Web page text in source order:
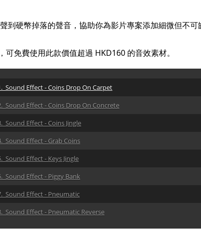
到硬幣掉落的聲音，協助你為影片專案添加細微但不
免費使用此款價值超過 HKD160 的音效素材。
Sound Effect - Coins Drop On Carpet
Sound Effect - Coins Drop On Concrete
Sound Effect - Coins Jingle
Sound Effect - Grab Coins
Sound Effect - Keys Jingle
Sound Effect - Piggy Bank
Sound Effect - Pneumatic
Sound Effect - Pneumatic Reverse
Sound Effect - Scissors Open Close